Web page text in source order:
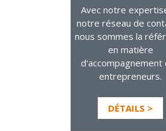
Avec notre
notre réseau de
nous sommes la
en matière
d'accompagnement
entrepreneurs.
DÉTAILS >